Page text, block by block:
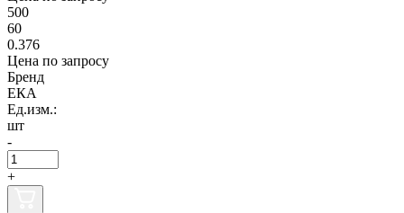
500
60
0.376
Цена по запросу
Бренд
ЕКА
Ед.изм.:
шт
-
+